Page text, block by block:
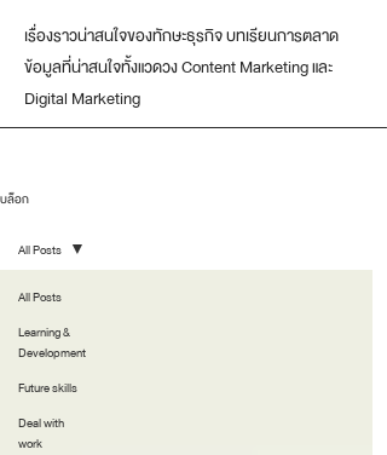
เรื่องราวน่าสนใจของทักษะธุรกิจ บทเรียนการตลาด
ข้อมูลที่น่าสนใจทั้งแวดวง Content Marketing และ
Digital Marketing
บล็อก
All Posts
Learning &
Development
Future skills
Deal with
work
All Posts